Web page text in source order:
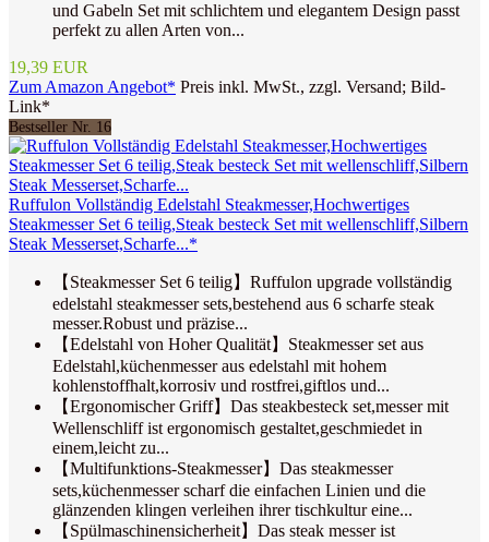
und Gabeln Set mit schlichtem und elegantem Design passt
perfekt zu allen Arten von...
19,39 EUR
Zum Amazon Angebot* Preis inkl. MwSt., zzgl. Versand; Bild-
Link*
Bestseller Nr. 16
Ruffulon Vollständig Edelstahl Steakmesser,Hochwertiges
Steakmesser Set 6 teilig,Steak besteck Set mit wellenschliff,Silbern
Steak Messerset,Scharfe...*
【Steakmesser Set 6 teilig】Ruffulon upgrade vollständig
edelstahl steakmesser sets,bestehend aus 6 scharfe steak
messer.Robust und präzise...
【Edelstahl von Hoher Qualität】Steakmesser set aus
Edelstahl,küchenmesser aus edelstahl mit hohem
kohlenstoffhalt,korrosiv und rostfrei,giftlos und...
【Ergonomischer Griff】Das steakbesteck set,messer mit
Wellenschliff ist ergonomisch gestaltet,geschmiedet in
einem,leicht zu...
【Multifunktions-Steakmesser】Das steakmesser
sets,küchenmesser scharf die einfachen Linien und die
glänzenden klingen verleihen ihrer tischkultur eine...
【Spülmaschinensicherheit】Das steak messer ist